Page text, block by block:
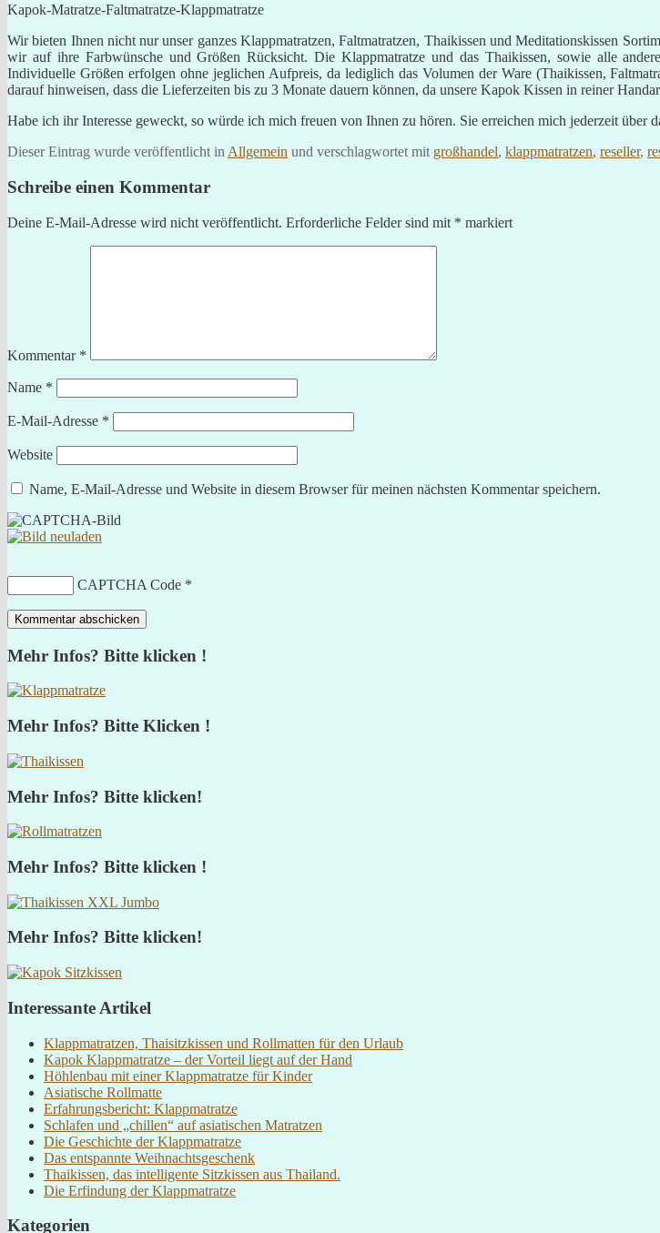
Kapok-Matratze-Faltmatratze-Klappmatratze
Wir bieten Ihnen nicht nur unser ganzes Klappmatratzen, Faltmatratzen, Thaikissen und Meditationskissen
wir auf ihre Farbwünsche und Größen Rücksicht. Die Klappmatratze und das Thaikissen, sowie alle
Individuelle Größen erfolgen ohne jeglichen Aufpreis, da lediglich das Volumen der Ware (Thaikissen,
darauf hinweisen, dass die Lieferzeiten bis zu 3 Monate dauern können, da unsere Kapok Kissen in reiner
Habe ich ihr Interesse geweckt, so würde ich mich freuen von Ihnen zu hören. Sie erreichen mich jederzeit über
Dieser Eintrag wurde veröffentlicht inAllgemein und verschlagwortet mit großhandel, klappmatratzen, reseller,
Schreibe einen Kommentar
Deine E-Mail-Adresse wird nicht veröffentlicht. Erforderliche Felder sind mit * markiert
Kommentar *
Name *
E-Mail-Adresse *
Website
Name, E-Mail-Adresse und Website in diesem Browser für meinen nächsten Kommentar speichern.
CAPTCHA Code *
Mehr Infos? Bitte klicken !
Mehr Infos? Bitte Klicken !
Mehr Infos? Bitte klicken!
Mehr Infos? Bitte klicken !
Mehr Infos? Bitte klicken!
Interessante Artikel
Klappmatratzen, Thaisitzkissen und Rollmatten für den Urlaub
Kapok Klappmatratze – der Vorteil liegt auf der Hand
Höhlenbau mit einer Klappmatratze für Kinder
Asiatische Rollmatte
Erfahrungsbericht: Klappmatratze
Schlafen und „chillen“ auf asiatischen Matratzen
Die Geschichte der Klappmatratze
Das entspannte Weihnachtsgeschenk
Thaikissen, das intelligente Sitzkissen aus Thailand.
Die Erfindung der Klappmatratze
Kategorien